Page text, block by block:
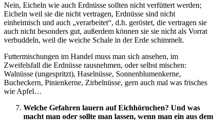
Nein, Eicheln wie auch Erdnüsse sollten nicht verfüttert werden;
Eicheln weil sie die nicht vertragen, Erdnüsse sind nicht
einheimisch und auch „verarbeitet“, d.h. geröstet, die vertragen sie
auch nicht besonders gut, außerdem können sie sie nicht als Vorrat
verbuddeln, weil die weiche Schale in der Erde schimmelt.
Futtermischungen im Handel muss man sich ansehen, im
Zweifelsfall die Erdnüsse rausnehmen, oder selbst mischen:
Walnüsse (ungespritzt), Haselnüsse, Sonnenblumenkerne,
Bucheckern, Pinienkerne, Zirbelnüsse, gern auch mal was frisches
wie Apfel…
Welche Gefahren lauern auf Eichhörnchen? Und was
macht man oder sollte man lassen, wenn man ein aus dem